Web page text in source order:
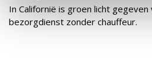
In Californië is groen licht
bezorgdienst zonder chauffeur.